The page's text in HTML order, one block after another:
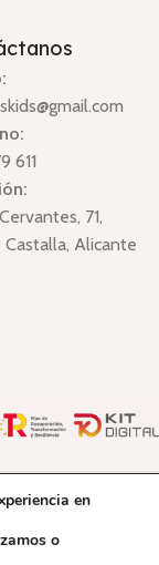
611
71,
Alicante
en
o